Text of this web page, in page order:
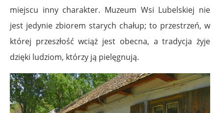
miejscu inny charakter. Muzeum Wsi Lubelskiej nie
jest jedynie zbiorem starych chałup; to przestrzeń, w
której przeszłość wciąż jest obecna, a tradycja żyje
dzięki ludziom, którzy ją pielęgnują.